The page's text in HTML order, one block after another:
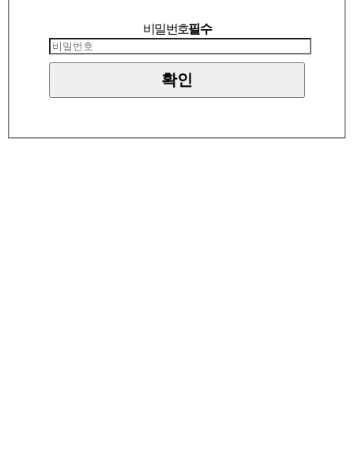
비밀번호필수